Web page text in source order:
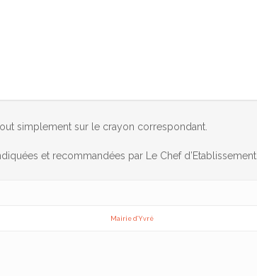
simplement sur le crayon correspondant.
et recommandées par Le Chef d’Etablissement.
Mairie d’Yvré